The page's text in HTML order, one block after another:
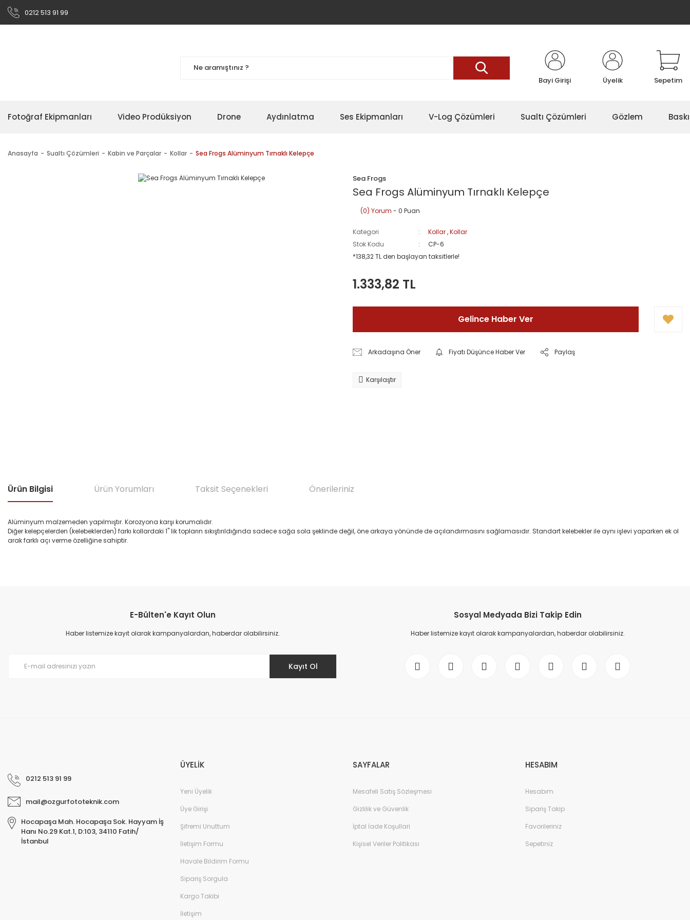
0212 513 91 99
Bayi Girişi Üyelik Sepetim
Fotoğraf Ekipmanları Video Prodüksiyon Drone Aydınlatma Ses Ekipmanları V-Log Çözümleri Sualtı Çözümleri Gözlem
Anasayfa Sualtı Çözümleri Kabin ve Parçalar Kollar Sea Frogs Alüminyum Tırnaklı Kelepçe
Sea Frogs
Sea Frogs Alüminyum Tırnaklı Kelepçe
(0) Yorum - 0 Puan
Kategori Kollar,Kollar
Stok Kodu
CP-6
*138,32 TL den başlayan taksitlerle!
1.333,82 TL
Gelince Haber Ver
Arkadaşına Öner Fiyatı Düşünce Haber Ver Paylaş
Karşılaştır
Ürün Bilgisi Ürün Yorumları Taksit Seçenekleri Önerileriniz
Alüminyum malzemeden yapılmıştır. Korozyona karşı korumalıdır.
Diğer kelepçelerden (kelebeklerden) farkı kollardaki 1" lik topların sıkıştırıldığında sadece sağa sola şeklinde değil, öne arkaya yönünde de açılandırmasını sağlamasıdır. Standart kelebekler ile aynı işlevi yaparken ek ol
arak farklı açı verme özelliğine sahiptir.
Ürün resmi kalitesiz, bozuk veya görüntülenemiyor.
Ürün açıklamasında eksik bilgiler bulunuyor.
E-Bülten'e Kayıt Olun
Haber listemize kayıt olarak kampanyalardan, haberdar olabilirsiniz.
Kayıt Ol
Sosyal Medyada Bizi Takip Edin
Haber listemize kayıt olarak kampanyalardan, haberdar olabilirsiniz.
0212 513 91 99
mail@ozgurfototeknik.com
Hocapaşa Mah. Hocapaşa Sok. Hayyam İş
Hanı No.29 Kat.1, D:103, 34110 Fatih/
İstanbul
ÜYELİK
Yeni Üyelik
Üye Girişi
Şifremi Unuttum
İletişim Formu
Havale Bildirim Formu
Sipariş Sorgula
Kargo Takibi
İletişim
SAYFALAR
Mesafeli Satış Sözleşmesi
Gizlilik ve Güvenlik
İptal İade Koşullari
Kişisel Veriler Politikası
HESABIM
Hesabım
Sipariş Takip
Favorileriniz
Sepetiniz